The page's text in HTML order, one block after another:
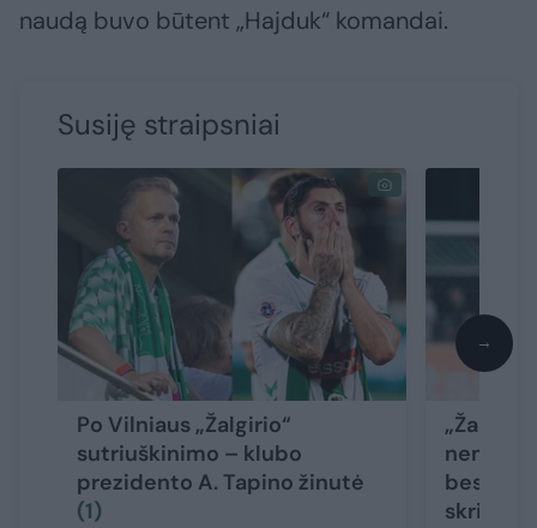
naudą buvo būtent „Hajduk“ komandai.
Susiję straipsniai
Po Vilniaus „Žalgirio“
sutriuškinimo – klubo
prezidento A. Tapino žinutė
(1)
skriejo
→